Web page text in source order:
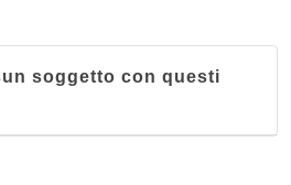
soggetto con questi